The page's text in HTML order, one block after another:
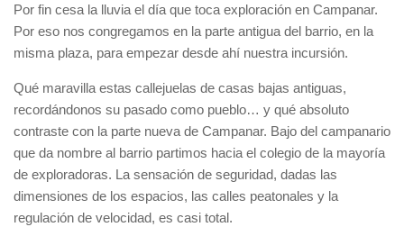
Por fin cesa la lluvia el día que toca exploración en Campanar.
Por eso nos congregamos en la parte antigua del barrio, en la
misma plaza, para empezar desde ahí nuestra incursión.
Qué maravilla estas callejuelas de casas bajas antiguas,
recordándonos su pasado como pueblo… y qué absoluto
contraste con la parte nueva de Campanar. Bajo del campanario
que da nombre al barrio partimos hacia el colegio de la mayoría
de exploradoras. La sensación de seguridad, dadas las
dimensiones de los espacios, las calles peatonales y la
regulación de velocidad, es casi total.